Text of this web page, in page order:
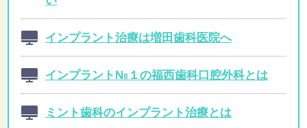
インプラント治療は増田歯科医院へ
インプラント№１の福西歯科口腔外科とは
ミント歯科のインプラント治療とは